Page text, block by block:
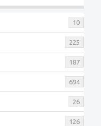
10
225
187
694
26
126